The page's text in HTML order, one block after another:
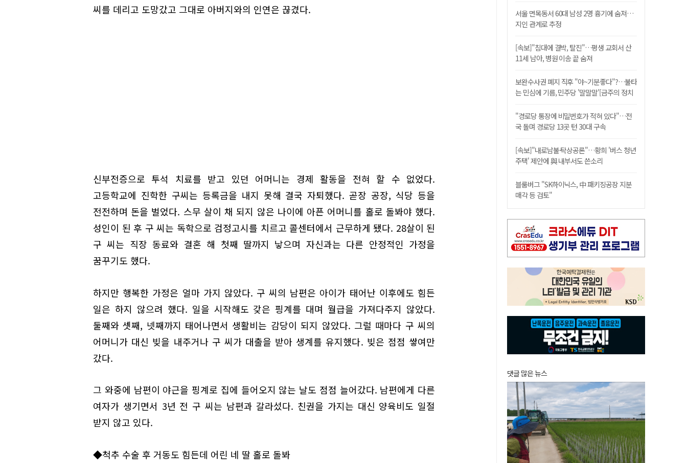
씨를 데리고 도망갔고 그대로 아버지와의 인연은 끊겼다.
신부전증으로 투석 치료를 받고 있던 어머니는 경제 활동을 전혀 할 수 없었다.
고등학교에 진학한 구씨는 등록금을 내지 못해 결국 자퇴했다. 곧장 공장, 식당 등을
전전하며 돈을 벌었다. 스무 살이 채 되지 않은 나이에 아픈 어머니를 홀로 돌봐야 했다.
성인이 된 후 구 씨는 독학으로 검정고시를 치르고 콜센터에서 근무하게 됐다. 28살이 된
구 씨는 직장 동료와 결혼 해 첫째 딸까지 낳으며 자신과는 다른 안정적인 가정을
꿈꾸기도 했다.
하지만 행복한 가정은 얼마 가지 않았다. 구 씨의 남편은 아이가 태어난 이후에도 힘든
일은 하지 않으려 했다. 일을 시작해도 갖은 핑계를 대며 월급을 가져다주지 않았다.
둘째와 셋째, 넷째까지 태어나면서 생활비는 감당이 되지 않았다. 그럴 때마다 구 씨의
어머니가 대신 빚을 내주거나 구 씨가 대출을 받아 생계를 유지했다. 빚은 점점 쌓여만
갔다.
그 와중에 남편이 야근을 핑계로 집에 들어오지 않는 날도 점점 늘어갔다. 남편에게 다른
여자가 생기면서 3년 전 구 씨는 남편과 갈라섰다. 친권을 가지는 대신 양육비도 일절
받지 않고 있다.
◆척추 수술 후 거동도 힘든데 어린 네 딸 홀로 돌봐
서울 면목동서 60대 남성 2명 흉기에 숨져…
지인 관계로 추정
[속보]"침대에 결박, 탈진"…평생 교회서 산
11세 남아, 병원 이송 끝 숨져
보완수사권 폐지 직후 "야~기분좋다"?…불타
는 민심에 기름, 민주당 '말말말'[금주의 정치
"경로당 통장에 비밀번호가 적혀 있다"…전
국 돌며 경로당 13곳 턴 30대 구속
[속보]"내로남불·탁상공론"…황희 '버스 청년
주택' 제안에 與 내부서도 쓴소리
블룸버그 "SK하이닉스, 中 패키징공장 지분
매각 등 검토"
댓글 많은 뉴스